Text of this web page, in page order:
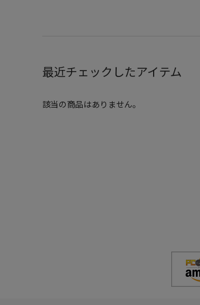
最近チェックしたアイテム
該当の商品はありません。